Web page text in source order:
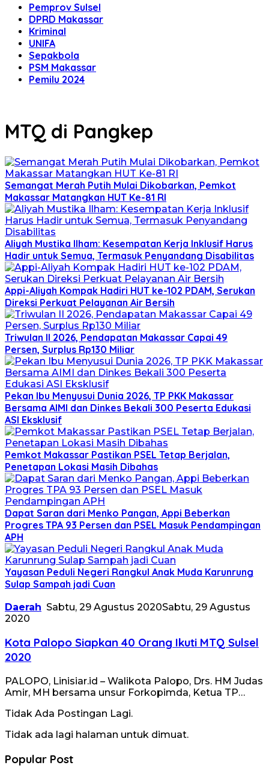
Pemprov Sulsel
DPRD Makassar
Kriminal
UNIFA
Sepakbola
PSM Makassar
Pemilu 2024
MTQ di Pangkep
Semangat Merah Putih Mulai Dikobarkan, Pemkot
Makassar Matangkan HUT Ke-81 RI
Aliyah Mustika Ilham: Kesempatan Kerja Inklusif Harus
Hadir untuk Semua, Termasuk Penyandang Disabilitas
Appi-Aliyah Kompak Hadiri HUT ke-102 PDAM, Serukan
Direksi Perkuat Pelayanan Air Bersih
Triwulan II 2026, Pendapatan Makassar Capai 49
Persen, Surplus Rp130 Miliar
Pekan Ibu Menyusui Dunia 2026, TP PKK Makassar
Bersama AIMI dan Dinkes Bekali 300 Peserta Edukasi
ASI Eksklusif
Pemkot Makassar Pastikan PSEL Tetap Berjalan,
Penetapan Lokasi Masih Dibahas
Dapat Saran dari Menko Pangan, Appi Beberkan
Progres TPA 93 Persen dan PSEL Masuk Pendampingan
APH
Yayasan Peduli Negeri Rangkul Anak Muda Karunrung
Sulap Sampah jadi Cuan
Daerah Sabtu, 29 Agustus 2020Sabtu, 29 Agustus
2020
Kota Palopo Siapkan 40 Orang Ikuti MTQ Sulsel
2020
PALOPO, Linisiar.id – Walikota Palopo, Drs. HM Judas
Amir, MH bersama unsur Forkopimda, Ketua TP…
Tidak Ada Postingan Lagi.
Tidak ada lagi halaman untuk dimuat.
Popular Post